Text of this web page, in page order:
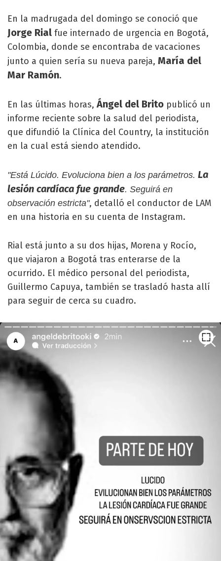
En la madrugada del domingo se conoció que
Jorge Rial fue internado de urgencia en Bogotá,
Colombia, donde se encontraba de vacaciones
junto a quien sería su nueva pareja, María del
Mar Ramón.
En las últimas horas, Ángel del Brito publicó un
informe reciente sobre la salud del periodista,
que difundió la Clínica del Country, la institución
en la cual está siendo atendido.
"Está Lúcido. Evoluciona bien a los parámetros. La
lesión cardíaca fue grande. Seguirá en
observación estricta", detalló el conductor de LAM
en una historia en su cuenta de Instagram.
Rial está junto a su dos hijas, Morena y Rocío,
que viajaron a Bogotá tras enterarse de la
ocurrido. El médico personal del periodista,
Guillermo Capuya, también se trasladó hasta allí
para seguir de cerca su cuadro.